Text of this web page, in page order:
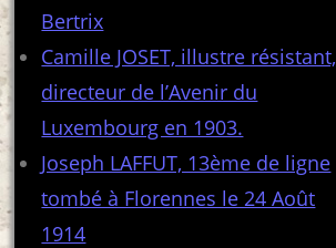
Bertrix
Camille JOSET, illustre résistant,
directeur de l’Avenir du
Luxembourg en 1903.
Joseph LAFFUT, 13ème de ligne
tombé à Florennes le 24 Août
1914